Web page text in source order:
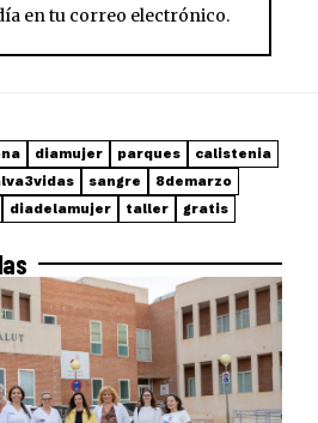
en tu correo electrónico.
diamujer parques
calistenia
sangre
8demarzo
diadelamujer taller
gratis